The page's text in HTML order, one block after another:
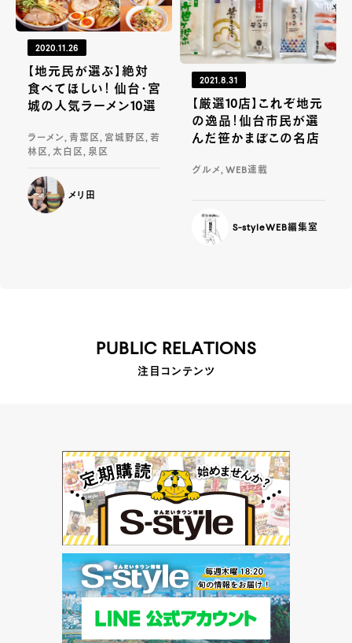
2020.11.26
【地元民が選ぶ】絶対
食べてほしい！ 仙台・宮
城の人気ラーメン10選
ラーメン, 青葉区, 宮城野区, 若
林区, 太白区, 泉区
メリ田
2021.8.31
【厳選10店】これぞ地元
の逸品！仙台市民が選
んだ笹かまぼこの名店
グルメ, WEB連載
S-styleWEB編集室
PUBLIC RELATIONS
注目コンテンツ